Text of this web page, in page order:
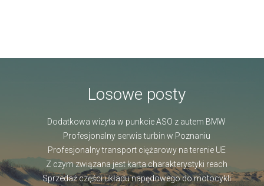
Losowe posty
Dodatkowa wizyta w punkcie ASO z autem BMW
Profesjonalny serwis turbin w Poznaniu
Profesjonalny transport ciężarowy na terenie UE
Z czym związana jest karta charakterystyki reach
Sprzedaż części układu napędowego do motocykli